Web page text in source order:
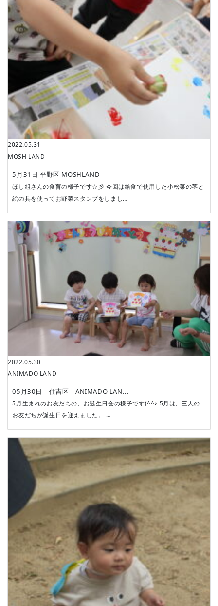
2022.05.31
MOSH LAND
5月31日 平野区 MOSHLAND
ほし組さんの食育の様子です☆彡 今回は給食で使用した小松菜の茎と
絵の具を使ってお野菜スタンプをしまし…
2022.05.30
ANIMADO LAND
05月30日 住吉区 ANIMADO LAN...
5月生まれのお友だちの、お誕生日会の様子です(^^♪ 5月は、三人の
お友だちが誕生日を迎えました。 …